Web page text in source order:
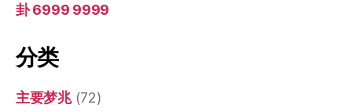
卦 6999 9999
分类
主要梦兆(72)